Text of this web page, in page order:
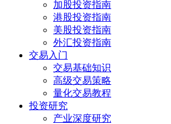
加股投资指南
港股投资指南
美股投资指南
外汇投资指南
交易入门
交易基础知识
高级交易策略
量化交易教程
投资研究
产业深度研究